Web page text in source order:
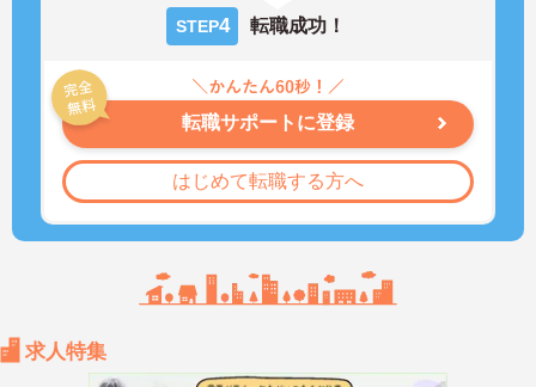
STEP4 転職成功！
転職サポートに登録
はじめて転職する方へ
求人特集